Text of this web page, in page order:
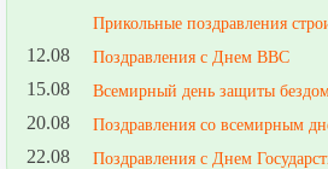
Прикольные поздравления
12.08 Поздравления с Днем ВВС
15.08 Всемирный день защиты
20.08 Поздравления со всемирным
22.08 Поздравления с Днем